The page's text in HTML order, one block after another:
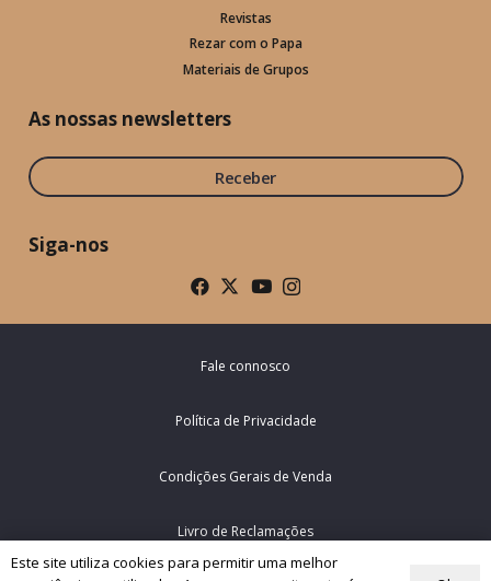
Revistas
Rezar com o Papa
Materiais de Grupos
As nossas newsletters
Receber
Siga-nos
Fale connosco
Política de Privacidade
Condições Gerais de Venda
Livro de Reclamações
Este site utiliza cookies para permitir uma melhor